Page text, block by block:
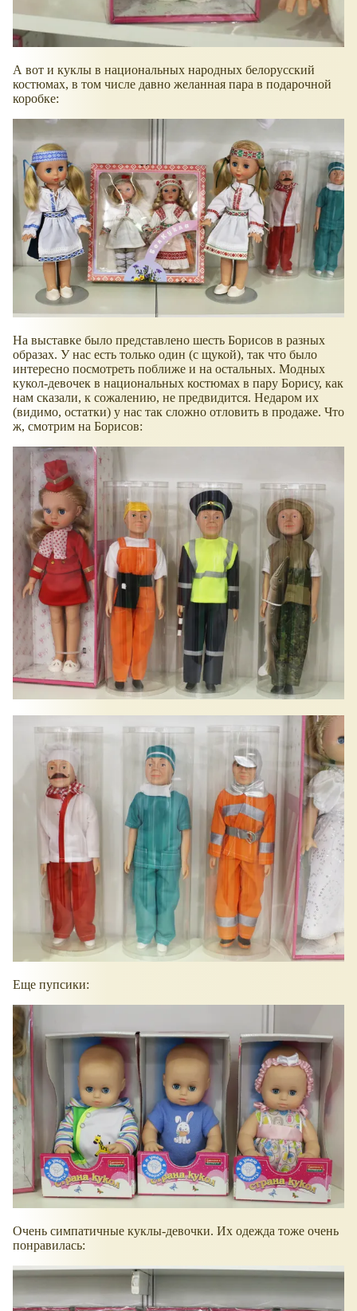
А вот и куклы в национальных народных белорусский
костюмах, в том числе давно желанная пара в подарочной
коробке:
На выставке было представлено шесть Борисов в разных
образах. У нас есть только один (с щукой), так что было
интересно посмотреть поближе и на остальных. Модных
кукол-девочек в национальных костюмах в пару Борису, как
нам сказали, к сожалению, не предвидится. Недаром их
(видимо, остатки) у нас так сложно отловить в продаже. Что
ж, смотрим на Борисов:
Еще пупсики:
Очень симпатичные куклы-девочки. Их одежда тоже очень
понравилась: